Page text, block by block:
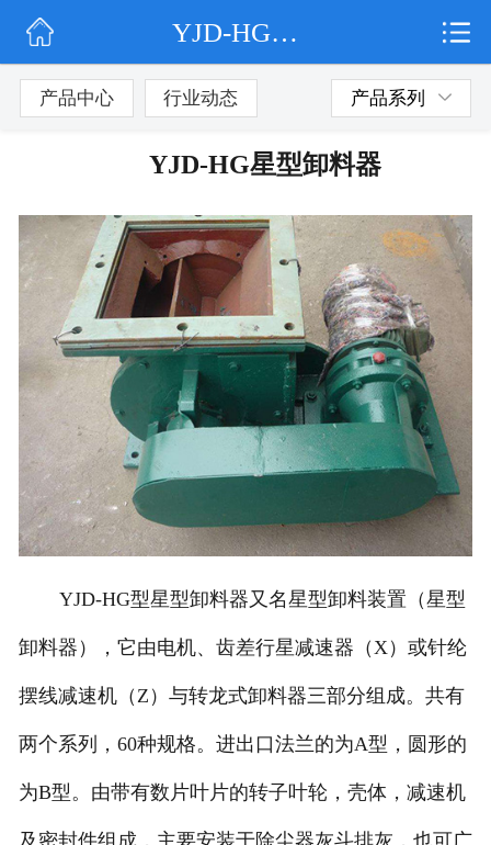
公司简介
联系我们
YJD-HG星型卸料器
产品中心 行业动态 产品系列
YJD-HG星型卸料器
YJD-HG型星型卸料器又名星型卸料装置（星型
卸料器），它由电机、齿差行星减速器（X）或针纶
摆线减速机（Z）与转龙式卸料器三部分组成。共有
两个系列，60种规格。进出口法兰的为A型，圆形的
为B型。由带有数片叶片的转子叶轮，壳体，减速机